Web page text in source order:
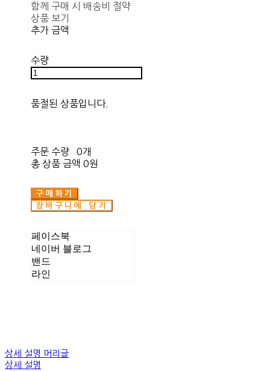
함께 구매 시 배송비 절약
상품 보기
추가 금액
수량
품절된 상품입니다.
주문 수량
0개
총 상품 금액 0원
구매하기
장바구니에 담기
페이스북
네이버 블로그
밴드
라인
상세 설명 머리글
상세 설명